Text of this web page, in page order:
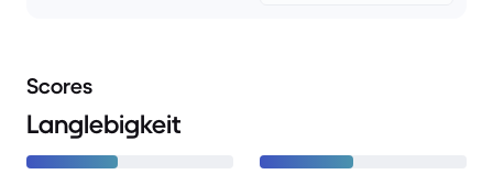
Scores
Langlebigkeit